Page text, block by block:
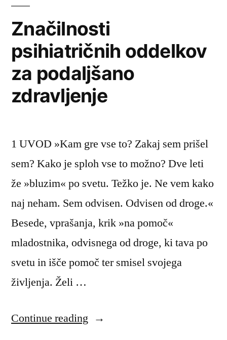
zaznavanja
Značilnosti
psihiatričnih oddelkov
za podaljšano
zdravljenje
1 UVOD »Kam gre vse to? Zakaj sem prišel
sem? Kako je sploh vse to možno? Dve leti
že »bluzim« po svetu. Težko je. Ne vem kako
naj neham. Sem odvisen. Odvisen od droge.«
Besede, vprašanja, krik »na pomoč«
mladostnika, odvisnega od droge, ki tava po
svetu in išče pomoč ter smisel svojega
življenja. Želi …
Continue reading “Značilnosti